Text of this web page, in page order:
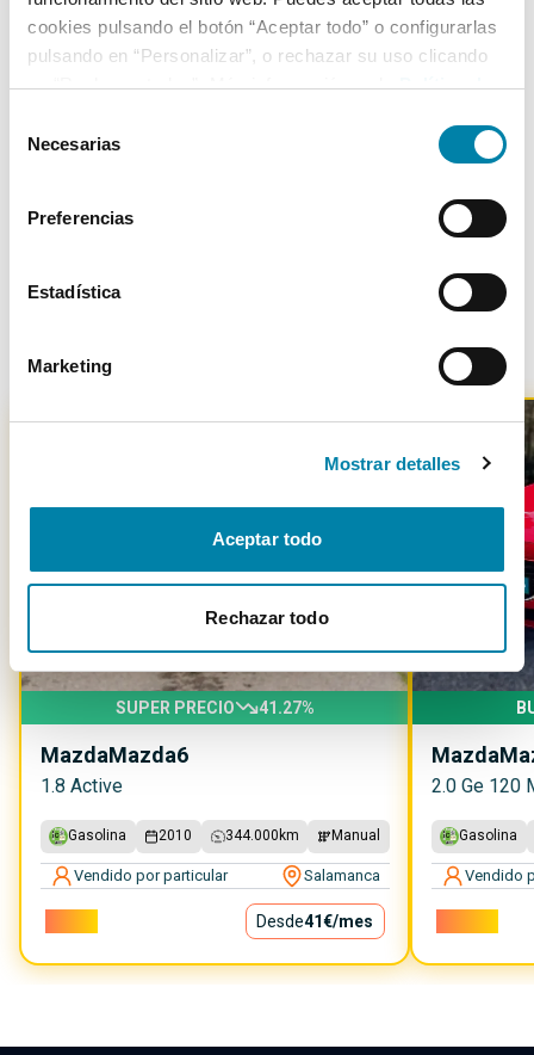
cookies pulsando el botón “Aceptar todo” o configurarlas
pulsando en “Personalizar”, o rechazar su uso clicando
en “Rechazar todas”. Más información en laPolítica de
Necesarias
Preferencias
Estadística
Marketing
Mostrar detalles
Aceptar todo
Rechazar todo
Nº Asientos Matriculación Tracción
-2600€
SUPER PRECIO 41.27%
MazdaMazda6
1.8 Active
Gasolina 2010 344.000 km Manual
Vendido por particular Salamanca
Desde41€/mes
Mazda
2.0 Ge 120
Gasolina
Vendido